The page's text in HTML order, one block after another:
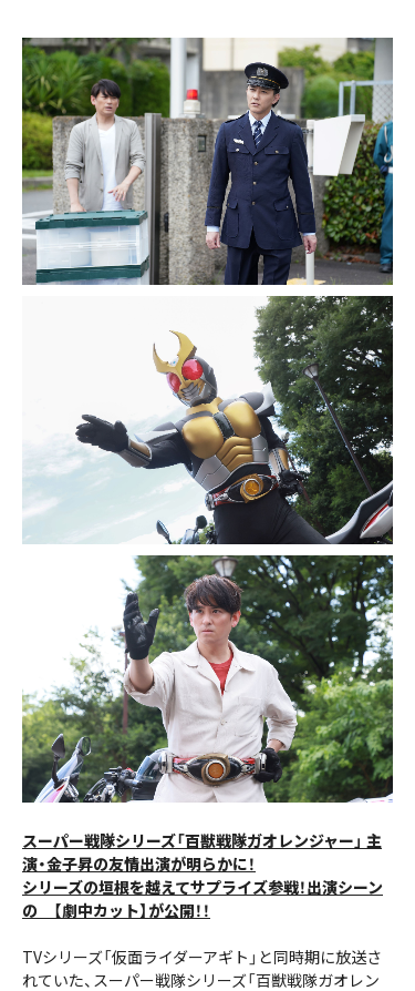
スーパー戦隊シリーズ「百獣戦隊ガオレンジャー」 主
演・金子昇の友情出演が明らかに！
シリーズの垣根を越えてサプライズ参戦！出演シーン
の 【劇中カット】が公開！！
TVシリーズ「仮面ライダーアギト」と同時期に放送さ
れていた、スーパー戦隊シリーズ「百獣戦隊ガオレン